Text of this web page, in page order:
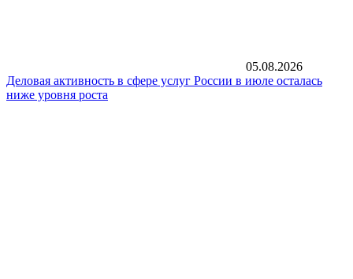
05.08.2026
Деловая активность в сфере услуг России в июле осталась
ниже уровня роста